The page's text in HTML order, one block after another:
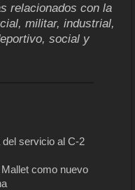
relacionados con la
militar, industrial,
social y
servicio al C-2
como nuevo